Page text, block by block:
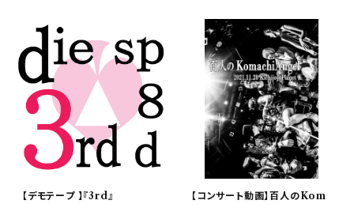
【デモテープ 】『3rd』
【コンサート動画】百人のKom